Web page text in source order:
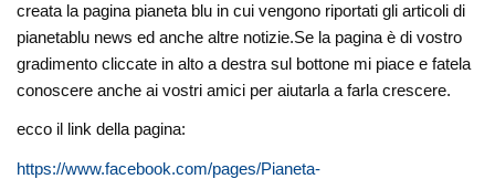
creata la pagina pianeta blu in cui vengono riportati gli articoli di
pianetablu news ed anche altre notizie.Se la pagina è di vostro
gradimento cliccate in alto a destra sul bottone mi piace e fatela
conoscere anche ai vostri amici per aiutarla a farla crescere.
ecco il link della pagina:
https://www.facebook.com/pages/Pianeta-